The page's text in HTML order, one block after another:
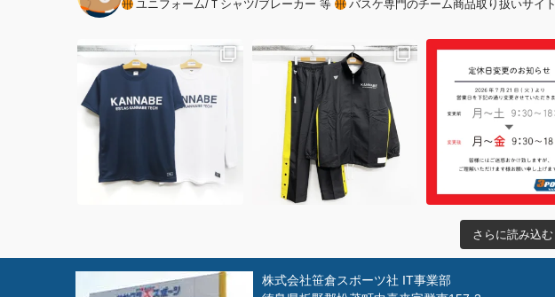
ユニフォーム/Ｔシャツ/ブレーカー 等 バスケ専門のチーム商品取り扱いサイト
さらに読み込む
株式会社笹倉スポーツ社 IT事業部